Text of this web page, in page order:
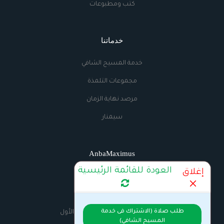
كتب ومطبوعات
خدماتنا
خدمة المسيح الشافي
مجموعات التلمذة
مرصد نهاية الزمان
سيمنار
AnbaMaximus
اتصل بنا
الراديو
السيرة الذاتية للانبا مكسيموس الأول
إغلاق العودة للقائمة الرئيسية
طلب صلاة (الاشتراك فى خدمة
المسيح الشافي)